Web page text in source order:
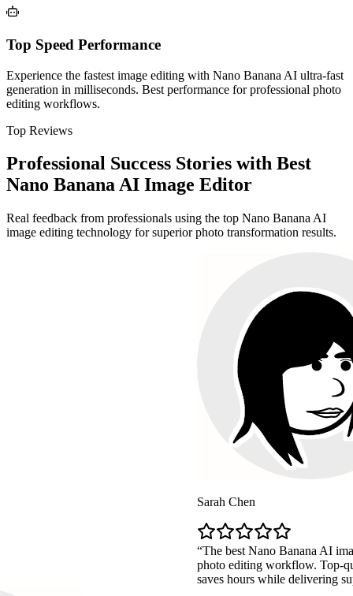
Top Speed Performance
Experience the fastest image editing with Nano Banana AI ultra-fast
generation in milliseconds. Best performance for professional photo
editing workflows.
Top Reviews
Professional Success Stories with Best
Nano Banana AI Image Editor
Real feedback from professionals using the top Nano Banana AI
image editing technology for superior photo transformation results.
Sarah Chen
The best Nano Banana AI image
photo editing workflow. Top-quality
saves hours while delivering superior